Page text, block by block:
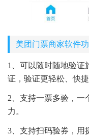
美团门票商家软件
1、可以随时随地验证
证，验证更轻松、快捷
2、支持一票多验，一
力。
3、支持扫码验券，用